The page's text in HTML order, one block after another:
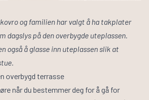
og familien har valgt å ha takplater
dagslys på den overbygde uteplassen.
også å glasse inn uteplassen slik at
overbygd terrasse
når du bestemmer deg for å gå for